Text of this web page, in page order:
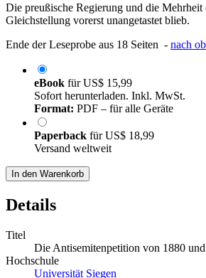
Die preußische Regierung und die
Gleichstellung vorerst unangetastet blieb.
Ende der Leseprobe aus 18 Seiten - nach
eBook fürUS$ 15,99
Sofort herunterladen. Inkl. MwSt.
Format: PDF – für alle Geräte
Paperback fürUS$ 18,99
Versand weltweit
In den Warenkorb
Details
Titel
Die Antisemitenpetition von 1880
Hochschule
Universität Siegen